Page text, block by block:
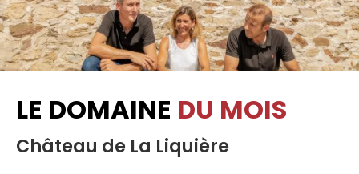
LE DOMAINE DU MOIS
Château de La Liquière